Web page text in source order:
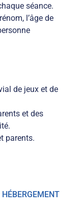
séance.
l’âge de
de jeux et de
et des
parents.